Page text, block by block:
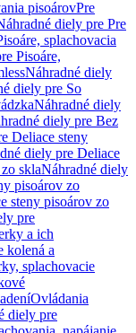
pisoárovPre
diely pre Pre
splachovacia
Pisoáre,
Náhradné diely
diely pre So
Náhradné diely
diely pre Bez
Deliace steny
diely pre Deliace
sklaNáhradné diely
pisoárov zo
steny pisoárov zo
pre
a ich
kolená a
splachovacie
Ovládania
diely pre